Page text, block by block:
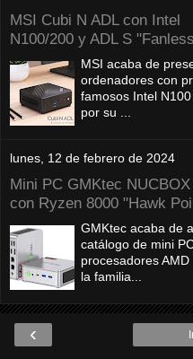
MSI Cubi N ADL con Intel
N100/200 y ADL S
MSI acaba de
ordenadores con
famosos Intel
por su ...
lunes, 12 de febrero de 2024
Mini PC GMKtec
con Ryzen 8000 "Hawk
GMKtec acaba de
catálogo de mini
procesadores
la familia...
‹